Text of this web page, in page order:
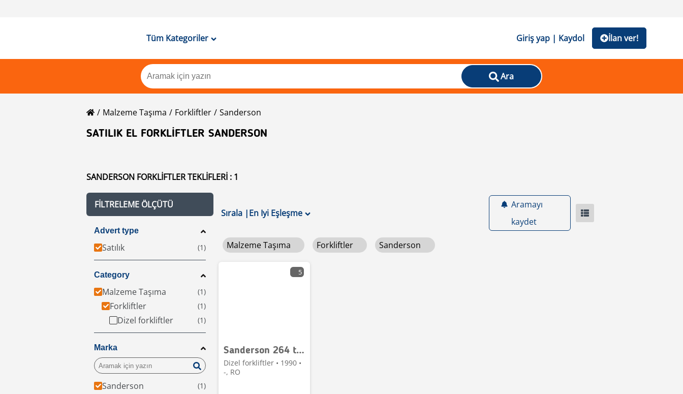
Tüm Kategoriler Giriş yap | Kaydol İlan ver!
Ara
Malzeme Taşıma Forkliftler
Sanderson
SATILIK EL FORKLIFTLER SANDERSON
SANDERSON FORKLIFTLER TEKLIFLERI : 1
FILTRELEME ÖLÇÜTÜ
Advert type
Satılık
Category
Malzeme Taşıma
Forkliftler
Dizel forkliftler
Marka
Sanderson
Sırala |En Iyi Eşleşme
Aramayı
kaydet
Malzeme Taşıma Forkliftler Sanderson
5
Sanderson 264 terrain
Dizel forkliftler • 1990 •
-, RO